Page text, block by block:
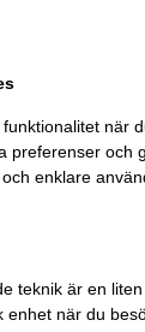
när
preferenser och
enklare
teknik är en
när du